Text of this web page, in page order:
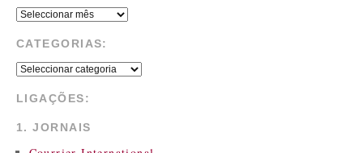
CATEGORIAS:
LIGAÇÕES:
1. JORNAIS